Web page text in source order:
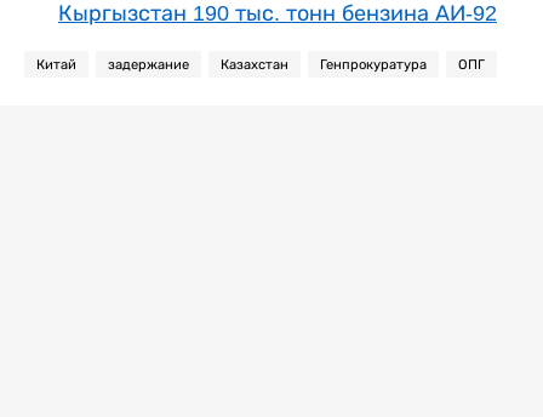
Кыргызстан 190 тыс. тонн бензина АИ-92
Китай задержание Казахстан Генпрокуратура ОПГ